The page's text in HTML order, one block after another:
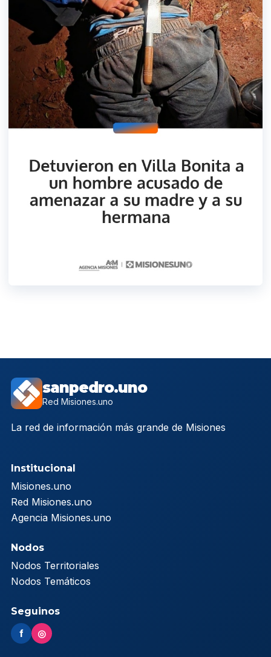
sanpedro.uno
Red Misiones.uno
La red de información más grande de Misiones
Institucional
Misiones.uno
Red Misiones.uno
Agencia Misiones.uno
Nodos
Nodos Territoriales
Nodos Temáticos
Seguinos
f ◎